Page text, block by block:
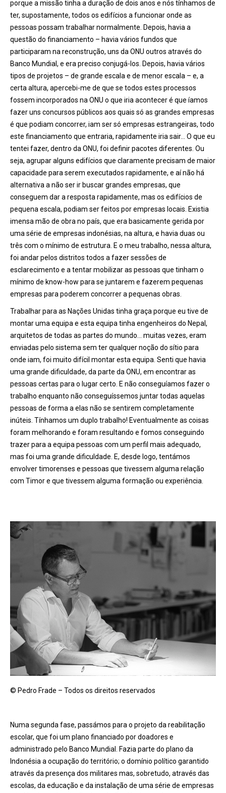
porque a missão tinha a duração de dois anos e nós tínhamos de
ter, supostamente, todos os edifícios a funcionar onde as
pessoas possam trabalhar normalmente. Depois, havia a
questão do financiamento – havia vários fundos que
participaram na reconstrução, uns da ONU outros através do
Banco Mundial, e era preciso conjugá-los. Depois, havia vários
tipos de projetos – de grande escala e de menor escala – e, a
certa altura, apercebi-me de que se todos estes processos
fossem incorporados na ONU o que iria acontecer é que íamos
fazer uns concursos públicos aos quais só as grandes empresas
é que podiam concorrer, iam ser só empresas estrangeiras, todo
este financiamento que entraria, rapidamente iria sair… O que eu
tentei fazer, dentro da ONU, foi definir pacotes diferentes. Ou
seja, agrupar alguns edifícios que claramente precisam de maior
capacidade para serem executados rapidamente, e aí não há
alternativa a não ser ir buscar grandes empresas, que
conseguem dar a resposta rapidamente, mas os edifícios de
pequena escala, podiam ser feitos por empresas locais. Existia
imensa mão de obra no país, que era basicamente gerida por
uma série de empresas indonésias, na altura, e havia duas ou
três com o mínimo de estrutura. E o meu trabalho, nessa altura,
foi andar pelos distritos todos a fazer sessões de
esclarecimento e a tentar mobilizar as pessoas que tinham o
mínimo de know-how para se juntarem e fazerem pequenas
empresas para poderem concorrer a pequenas obras.
Trabalhar para as Nações Unidas tinha graça porque eu tive de
montar uma equipa e esta equipa tinha engenheiros do Nepal,
arquitetos de todas as partes do mundo… muitas vezes, eram
enviadas pelo sistema sem ter qualquer noção do sítio para
onde iam, foi muito difícil montar esta equipa. Senti que havia
uma grande dificuldade, da parte da ONU, em encontrar as
pessoas certas para o lugar certo. E não conseguíamos fazer o
trabalho enquanto não conseguíssemos juntar todas aquelas
pessoas de forma a elas não se sentirem completamente
inúteis. Tínhamos um duplo trabalho! Eventualmente as coisas
foram melhorando e foram resultando e fomos conseguindo
trazer para a equipa pessoas com um perfil mais adequado,
mas foi uma grande dificuldade. E, desde logo, tentámos
envolver timorenses e pessoas que tivessem alguma relação
com Timor e que tivessem alguma formação ou experiência.
© Pedro Frade – Todos os direitos reservados
Numa segunda fase, passámos para o projeto da reabilitação
escolar, que foi um plano financiado por doadores e
administrado pelo Banco Mundial. Fazia parte do plano da
Indonésia a ocupação do território; o domínio político garantido
através da presença dos militares mas, sobretudo, através das
escolas, da educação e da instalação de uma série de empresas